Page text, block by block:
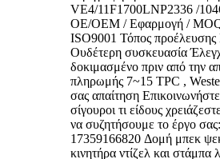
VE4/11F1700LNP2336 /
OE/OEM / Εφαρμογή /
ISO9001 Τόπος προέλευσης
Ουδέτερη συσκευασία
δοκιμασμένο πριν από την
πληρωμής 7~15 TPC ,
σας απαίτηση
σίγουροι τι είδους
να συζητήσουμε το έργο
17359166820 Δομή μπεκ
κινητήρα ντίζελ και στάμπα